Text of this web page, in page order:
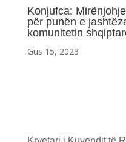
Konjufca:
për punën e
komunitetin
Gus 15, 2023